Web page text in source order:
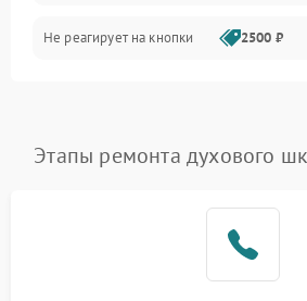
Не реагирует на кнопки 2500 ₽
Этапы ремонта духового